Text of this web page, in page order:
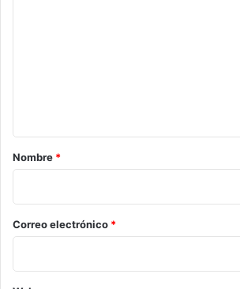
r
o
*
Nombre *
Correo electrónico *